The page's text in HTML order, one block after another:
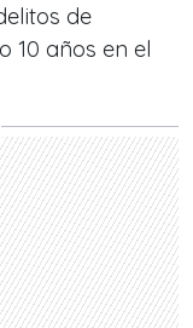
de
10 años en el